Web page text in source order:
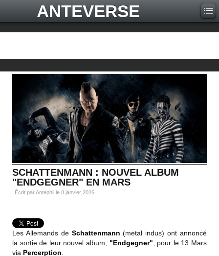
ANTEVERSE
SCHATTENMANN : NOUVEL ALBUM
"ENDGEGNER" EN MARS
Écrit par Antephil le 8 janvier 2026
Les Allemands de Schattenmann (metal indus) ont annoncé
la sortie de leur nouvel album, "Endgegner" , pour le 13 Mars
via Percerption